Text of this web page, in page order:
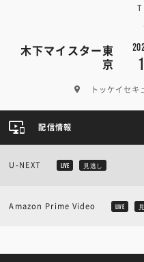
木下マイスター東
京
トッケイセ
配信情報
U-NEXT LIVE 見逃し
Amazon Prime Video LIVE